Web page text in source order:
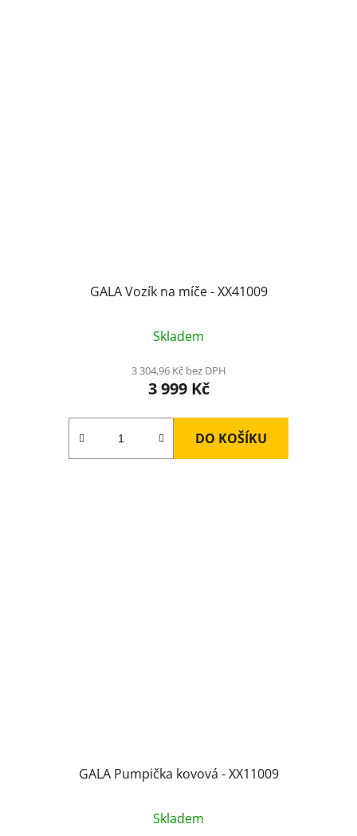
GALA Vozík na míče - XX41009
Skladem
3 304,96 Kč bez DPH
3 999 Kč
DO KOŠÍKU
GALA Pumpička kovová - XX11009
hodnocení
Skladem